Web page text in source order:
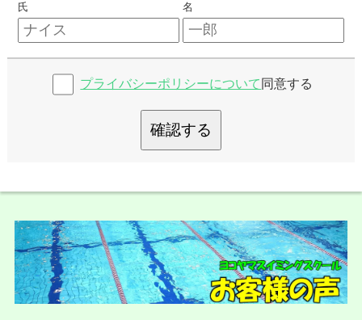
氏 名
プライバシーポリシーについて 同意する
確認する